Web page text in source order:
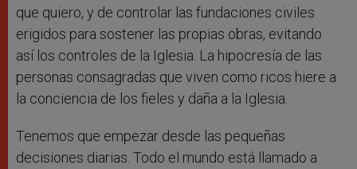
que quiero, y de controlar las fundaciones civiles
erigidos para sostener las propias obras, evitando
así los controles de la Iglesia. La hipocresía de las
personas consagradas que viven como ricos hiere a
la conciencia de los fieles y daña a la Iglesia.
Tenemos que empezar desde las pequeñas
decisiones diarias. Todo el mundo está llamado a